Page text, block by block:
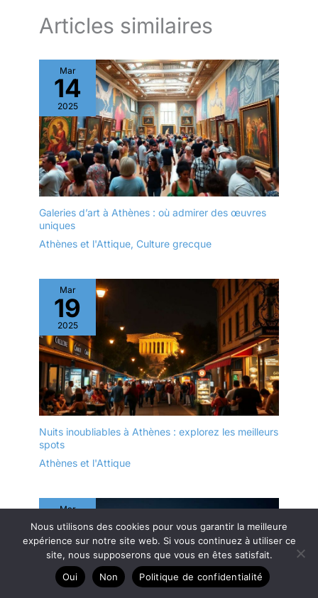
Articles similaires
Mar
14
2025
Galeries d’art à Athènes : où admirer des œuvres
uniques
Athènes et l'Attique, Culture grecque
Mar
19
2025
Nuits inoubliables à Athènes : explorez les meilleurs
spots
Athènes et l'Attique
Mar
23
2025
Nous utilisons des cookies pour vous garantir la meilleure
expérience sur notre site web. Si vous continuez à utiliser ce
site, nous supposerons que vous en êtes satisfait.
Oui
Non Politique de confidentialité